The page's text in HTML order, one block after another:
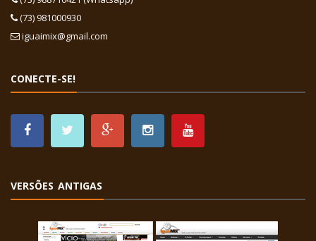
(73) 981000930
iguaimix@gmail.com
CONECTE-SE!
VERSÕES ANTIGAS